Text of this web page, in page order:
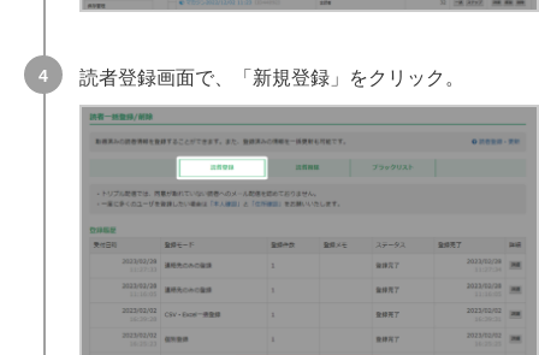
読者登録画面で、「新規登録」をクリック。